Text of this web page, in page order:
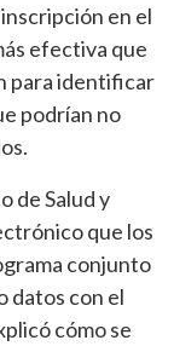
en el
efectiva que
para identificar
podrían no
de Salud y
que los
conjunto
datos con el
cómo se